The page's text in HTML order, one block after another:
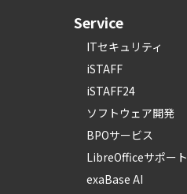
Service
ITセキュリティ
iSTAFF
iSTAFF24
ソフトウェア開発
BPOサービス
LibreOfficeサポート
exaBase AI